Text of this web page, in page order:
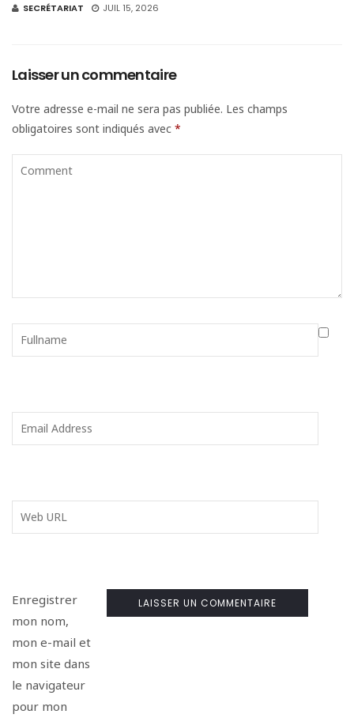
SECRÉTARIAT JUIL 15, 2026
Laisser un commentaire
Votre adresse e-mail ne sera pas publiée. Les champs
obligatoires sont indiqués avec *
Enregistrer
mon nom,
mon e-mail et
mon site dans
le navigateur
pour mon